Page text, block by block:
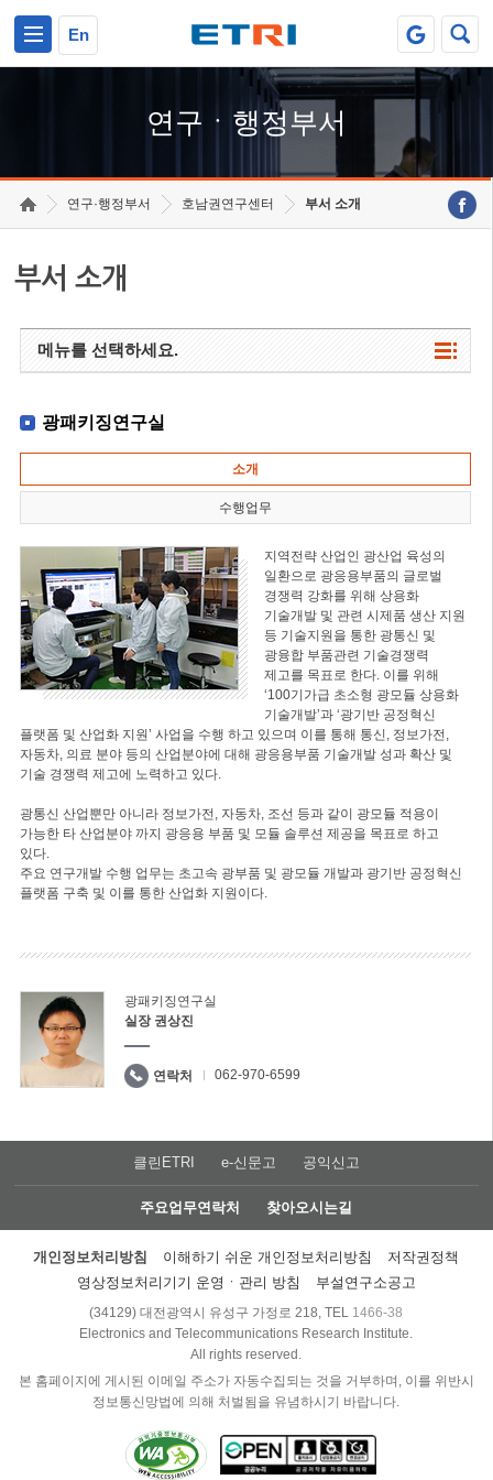
En
연구ㆍ행정부서
연구·행정부서 호남권연구센터 부서 소개
부서 소개
메뉴를 선택하세요.
광패키징연구실
소개
수행업무
지역전략 산업인 광산업 육성의
일환으로 광응용부품의 글로벌
경쟁력 강화를 위해 상용화
기술개발 및 관련 시제품 생산 지원
등 기술지원을 통한 광통신 및
광융합 부품관련 기술경쟁력
제고를 목표로 한다. 이를 위해
‘100기가급 초소형 광모듈 상용화
기술개발’과 ‘광기반 공정혁신
플랫폼 및 산업화 지원’ 사업을 수행 하고 있으며 이를 통해 통신, 정보가전,
자동차, 의료 분야 등의 산업분야에 대해 광응용부품 기술개발 성과 확산 및
기술 경쟁력 제고에 노력하고 있다.
광통신 산업뿐만 아니라 정보가전, 자동차, 조선 등과 같이 광모듈 적용이
가능한 타 산업분야 까지 광응용 부품 및 모듈 솔루션 제공을 목표로 하고
있다.
주요 연구개발 수행 업무는 초고속 광부품 및 광모듈 개발과 광기반 공정혁신
플랫폼 구축 및 이를 통한 산업화 지원이다.
광패키징연구실
실장 권상진
연락처 062-970-6599
클린ETRI e-신문고 공익신고
주요업무연락처 찾아오시는길
개인정보처리방침 이해하기 쉬운 개인정보처리방침
저작권정책
영상정보처리기기 운영ㆍ관리 방침
부설연구소공고
(34129) 대전광역시 유성구 가정로 218, TEL 1466-38
Electronics and Telecommunications Research Institute.
All rights reserved.
본 홈페이지에 게시된 이메일 주소가 자동수집되는 것을 거부하며, 이를 위반시
정보통신망법에 의해 처벌됨을 유념하시기 바랍니다.